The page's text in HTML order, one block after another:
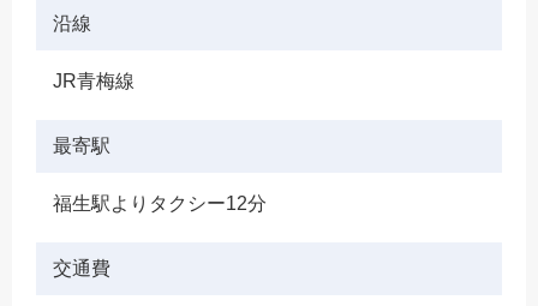
沿線
JR青梅線
最寄駅
福生駅よりタクシー12分
交通費